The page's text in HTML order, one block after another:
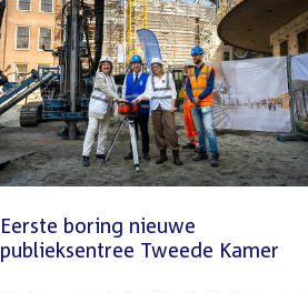
Eerste boring nieuwe
publieksentree Tweede Kamer